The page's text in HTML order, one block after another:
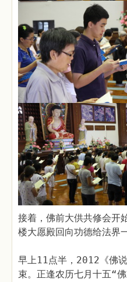
接着，佛前大供共修会开
楼大愿殿回向功德给法界
早上11点半，2012《佛
束。正逢农历七月十五“